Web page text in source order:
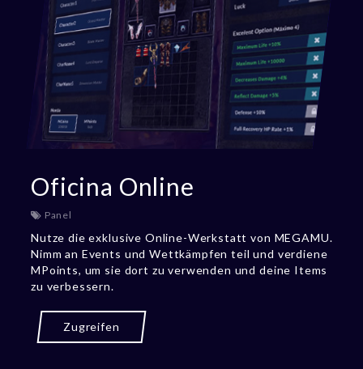
Oficina Online
Panel
Nutze die exklusive Online-Werkstatt von MEGAMU.
Nimm an Events und Wettkämpfen teil und verdiene
MPoints, um sie dort zu verwenden und deine Items
zu verbessern.
Zugreifen